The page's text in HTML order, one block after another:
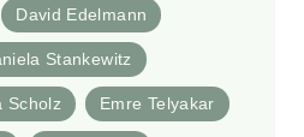
David Edelmann
Stankewitz
Scholz Emre Telyakar